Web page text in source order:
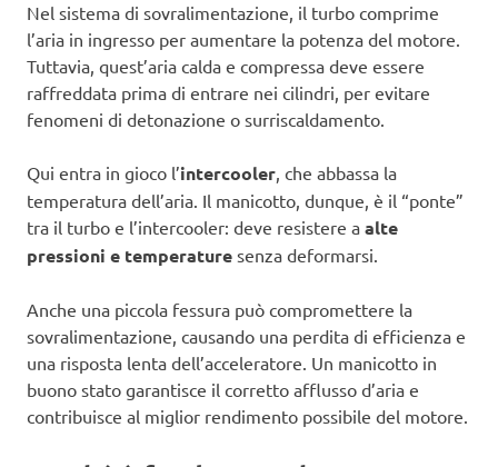
Nel sistema di sovralimentazione, il turbo comprime
l’aria in ingresso per aumentare la potenza del motore.
Tuttavia, quest’aria calda e compressa deve essere
raffreddata prima di entrare nei cilindri, per evitare
fenomeni di detonazione o surriscaldamento.
Qui entra in gioco l’intercooler, che abbassa la
temperatura dell’aria. Il manicotto, dunque, è il “ponte”
tra il turbo e l’intercooler: deve resistere a alte
pressioni e temperature senza deformarsi.
Anche una piccola fessura può compromettere la
sovralimentazione, causando una perdita di efficienza e
una risposta lenta dell’acceleratore. Un manicotto in
buono stato garantisce il corretto afflusso d’aria e
contribuisce al miglior rendimento possibile del motore.